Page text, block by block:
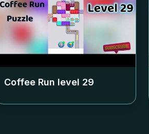
Coffee Run level 29